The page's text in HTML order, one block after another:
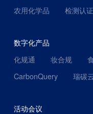
农用化学品
检测认证
数字化产品
化规通
妆合规
CarbonQuery
瑞碳
活动会议